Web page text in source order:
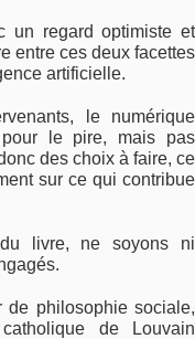
un regard optimiste et
entre ces deux facettes
artificielle.
le numérique
le pire, mais pas
des choix à faire, ce
sur ce qui contribue
livre, ne soyons ni
de philosophie sociale,
de Louvain